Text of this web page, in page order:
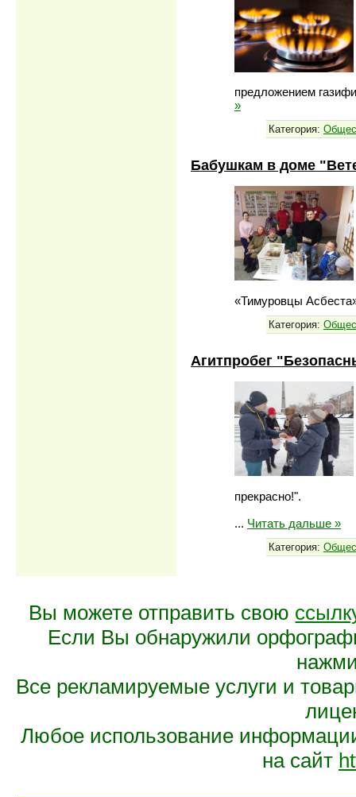
предложением
»
Категория:
Бабушкам в доме
«Тимуровцы
Категория:
Агитпробег
прекрасно!".
... Читать дальше »
Категория:
Вы можете отправить свою
Если Вы обнаружили
Все рекламируемые услуги и
Любое использование
на сайт